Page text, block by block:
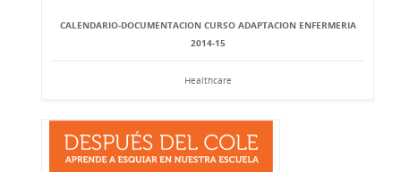
CALENDARIO-DOCUMENTACION CURSO ADAPTACION ENFERMERIA
2014-15
Healthcare